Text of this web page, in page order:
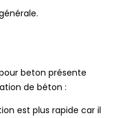
beton présente
de béton :
est plus rapide car il